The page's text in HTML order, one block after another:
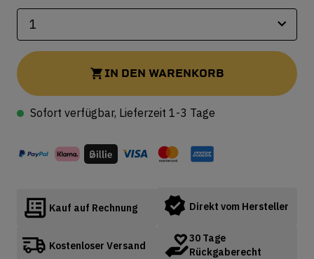
IN DEN WARENKORB
Sofort verfügbar, Lieferzeit 1-3 Tage
Kauf auf Rechnung
Kostenloser Versand
Direkt vom Hersteller
30 Tage
Rückgaberecht